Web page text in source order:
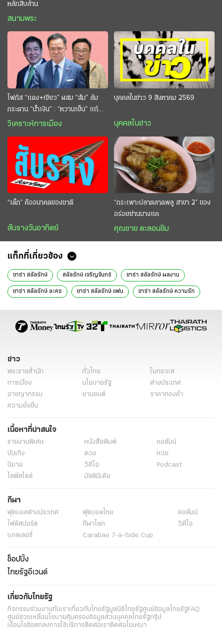
หลักสิบล้าน
สนามพระ
โฟกัส “แดง+เขียว” ผสม “ส้ม” ล้ม
กระดาน “นํ้าเงิน” : “หวานเย็น” แก้
กระหาย “อนุทิน” ดักตีกินสบาย
วิเคราะห์การเมือง
บุคคลในข่าว 9 สิงหาคม 2569
บุคคลในข่าว
“เด็ก” คืออนาคตของชาติ
สับรางวันอาทิตย์
“กระเพาะปลาตลาดพลู สาขา 2” ของ
อร่อยย่านบางแค
คุณชาย ตะลอนชิม
แท็กที่เกี่ยวข้อง
ซาร่า สลัลรักษ์ สลัลรักษ์ เจริญจันทร์ ซาร่า สลัลรักษ์ ผลงาน
ซาร่า สลัลรักษ์ ละคร ซาร่า สลัลรักษ์ แฟน ซาร่า สลัลรักษ์ ความรัก
ไทยรัฐฉบับพิมพ์ ละคร นิยาย
ข่าว
พระราชสำนัก ทั่วไทย
ในกระแส
การเมือง
นโยบายรัฐ
ต่างประเทศ
อาชญากรรม
ยานยนต์
ราคาทองคำ
ความยั่งยืน
เนื้อหาที่น่าสนใจ
รายงานพิเศษ หนังสือพิมพ์
คอลัมน์
บันเทิง
ดวง
หวย
นิยาย
วิดีโอ
Podcast
ไลฟ์สไตล์
มัลติมีเดีย
กีฬา
ฟุตบอลต่่างประเทศ ฟุตบอลไทย
คอลัมน์
ไฟต์สปอร์ต
กีฬาโลก
วิดีโอ
แกลเลอรี่
Carabao 7-a-Side Cup
ช็อปปิ้ง
ไทยรัฐอีเวนต์
เกี่ยวกับไทยรัฐ
กิจกรรมร่วมงานกับเราเกี่ยวกับไทยรัฐมูลนิธิไทยรัฐศูนย์ข้อมูลไทยรัฐFAQ
ศูนย์ช่วยเหลือนโยบายคุ้มครองข้อมูลส่วนบุคคลไทยรัฐกรุ๊ป
เงื่อนไขข้อตกลงการใช้บริการติดต่อเราติดต่อโฆษณา